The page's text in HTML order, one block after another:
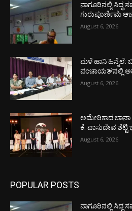
ನಾಗೂರಿನಲ್ಲಿ
ಗುರುಪೂರ್ಣಿಮೆ
August 6, 2026
ಮಳೆ ಹಾನಿ ಹಿನ್ನೆಲೆ:
ಪಂಚಾಯತ್‌ನಲ್ಲಿ
August 6, 2026
ಅಮೇರಿಕಾದ
ಕೆ. ವಾಸುದೇವ ಶೆಟ್ಟಿ
August 6, 2026
POPULAR POSTS
ನಾಗೂರಿನಲ್ಲಿ